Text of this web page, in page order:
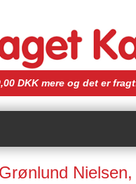
DKK mere og det er